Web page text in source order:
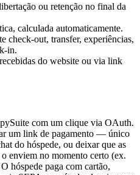
ou retenção no final da
calculada automaticamente.
check-out, transfer, experiências,
in.
do website ou via link
com um clique via OAuth.
um link de pagamento — único
do hóspede, ou deixar que as
enviem no momento certo (ex.
hóspede paga com cartão,